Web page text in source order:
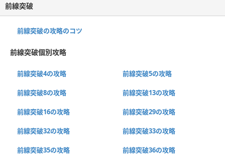
前線突破
前線突破の攻略のコツ
前線突破個別攻略
前線突破4の攻略 前線突破5の攻略
前線突破8の攻略 前線突破13の攻略
前線突破16の攻略 前線突破29の攻略
前線突破32の攻略 前線突破33の攻略
前線突破35の攻略 前線突破36の攻略